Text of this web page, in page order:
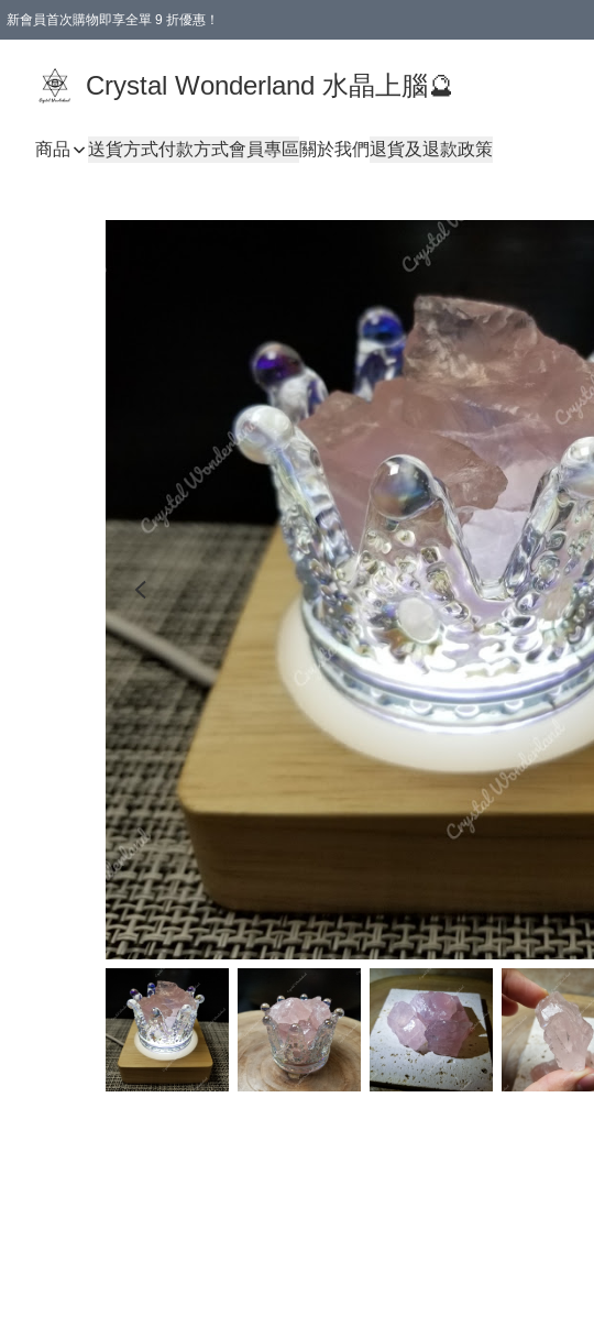
新會員首次購物即享全單 9 折優惠！
Crystal Wonderland 水晶上腦🔮
商品 送貨方式付款方式會員專區關於我們退貨及退款政策